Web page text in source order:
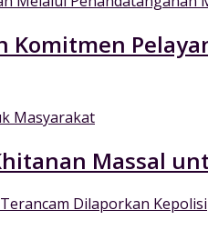
Komitmen
Massal